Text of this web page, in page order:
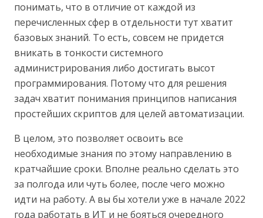
понимать, что в отличие от каждой из
перечисленных сфер в отдельности тут хватит
базовых знаний. То есть, совсем не придется
вникать в тонкости системного
администрирования либо достигать высот
программирования. Потому что для решения
задач хватит понимания принципов написания
простейших скриптов для целей автоматизации.
В целом, это позволяет освоить все
необходимые знания по этому направлению в
кратчайшие сроки. Вполне реально сделать это
за полгода или чуть более, после чего можно
идти на работу. А вы бы хотели уже в начале 2022
года работать в ИТ и не бояться очередного